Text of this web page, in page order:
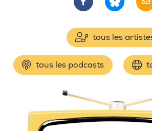
tous les
tous les podcasts